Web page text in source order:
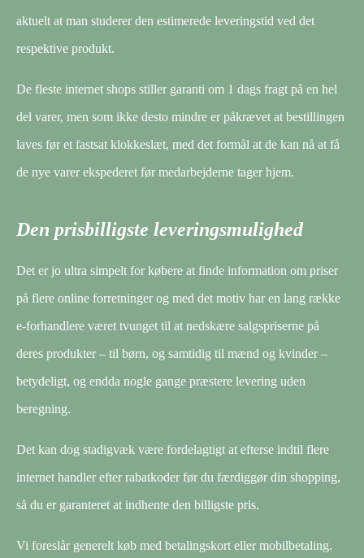
aktuelt at man studerer den estimerede leveringstid ved det
respektive produkt.
De fleste internet shops stiller garanti om 1 dags fragt på en hel
del varer, men som ikke desto mindre er påkrævet at bestillingen
laves før et fastsat klokkeslæt, med det formål at de kan nå at få
de nye varer ekspederet før medarbejderne tager hjem.
Den prisbilligste leveringsmulighed
Det er jo ultra simpelt for købere at finde information om priser
på flere online forretninger og med det motiv har en lang række
e-forhandlere været tvunget til at nedskære salgspriserne på
deres produkter – til børn, og samtidig til mænd og kvinder –
betydeligt, og endda nogle gange præstere levering uden
beregning.
Det kan dog stadigvæk være fordelagtigt at efterse indtil flere
internet handler efter rabatkoder før du færdiggør din shopping,
så du er garanteret at indhente den billigste pris.
Vi foreslår generelt køb med betalingskort eller mobilbetaling.